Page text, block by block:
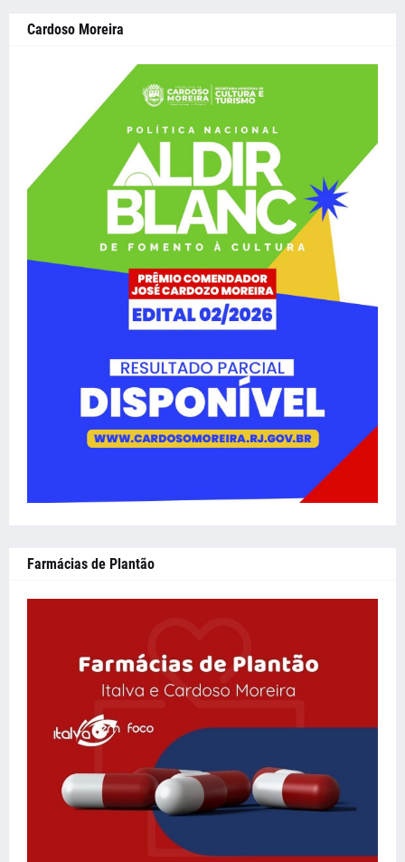
Cardoso Moreira
Farmácias de Plantão